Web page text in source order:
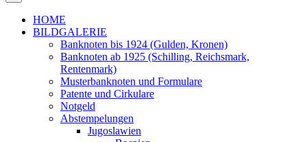
HOME
BILDGALERIE
Banknoten bis 1924 (Gulden, Kronen)
Banknoten ab 1925 (Schilling, Reichsmark,
Rentenmark)
Musterbanknoten und Formulare
Patente und Cirkulare
Notgeld
Abstempelungen
Jugoslawien